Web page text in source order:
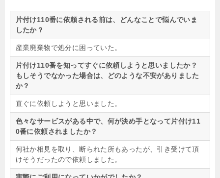
片付け110番に依頼される前は、どんなことで悩んでいま
したか？
産業廃棄物で処分に困っていた。
片付け110番を知ってすぐに依頼しようと思いましたか？
もしそうでなかった場合は、どのような不安がありました
か？
直ぐに依頼しようと思いました。
色々なサービスがある中で、何が決め手となって片付け11
0番に依頼されましたか？
何社か相見を取り、断られた所もあったが、引き受けて頂
けそうだったので依頼しました。